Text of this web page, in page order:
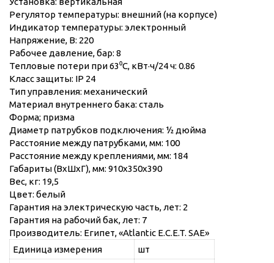
Регулятор температуры: внешний (на корпусе)
Индикатор температуры: электронный
Напряжение, В: 220
Рабочее давление, бар: 8
Тепловые потери при 63⁰C, кВт·ч/24 ч: 0.86
Класс защиты: IP 24
Тип управления: механический
Материал внутреннего бака: сталь
Форма; призма
Диаметр патрубков подключения: ½ дюйма
Расстояние между патрубками, мм: 100
Расстояние между креплениями, мм: 184
Габариты (ВхШхГ), мм: 910х350х390
Вес, кг: 19,5
Цвет: белый
Гарантия на электрическую часть, лет: 2
Гарантия на рабочий бак, лет: 7
Производитель: Египет, «Atlantic E.C.E.T. SAE»
Единица измерения
шт